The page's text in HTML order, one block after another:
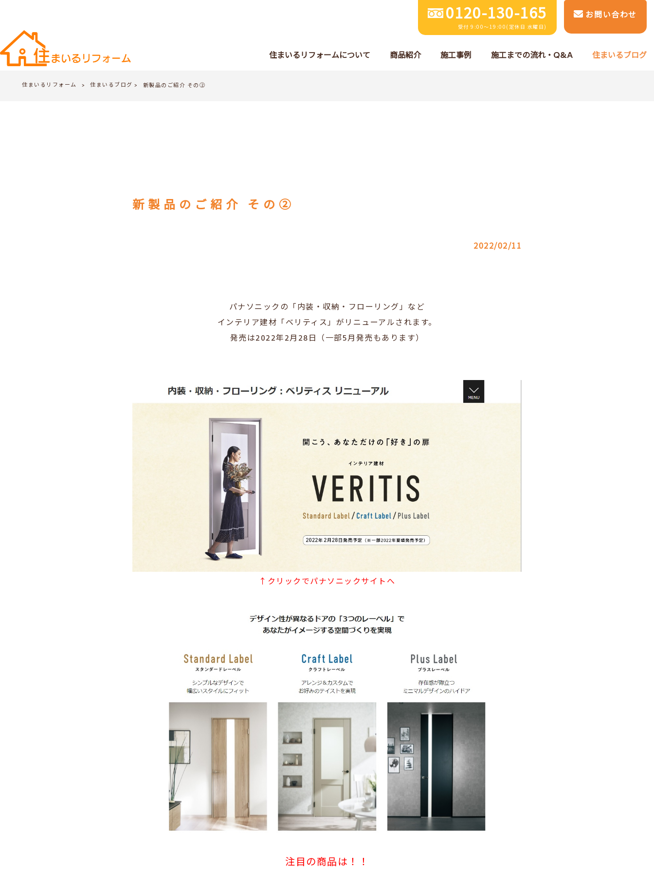
0120-130-165
受付 9:00～19:00(定休日 水曜日)
お問い合わせ
住まいるリフォームについて 商品紹介 施工事例 施工までの流れ・Q&A 住まいるブログ
住まいるリフォーム > 住まいるブログ > 新製品のご紹介 その②
新製品のご紹介 その②
2022/02/11
パナソニックの「内装・収納・フローリング」など
インテリア建材「ベリティス」がリニューアルされます。
発売は2022年2月28日（一部5月発売もあります）
↑クリックでパナソニックサイトへ
注目の商品は！！